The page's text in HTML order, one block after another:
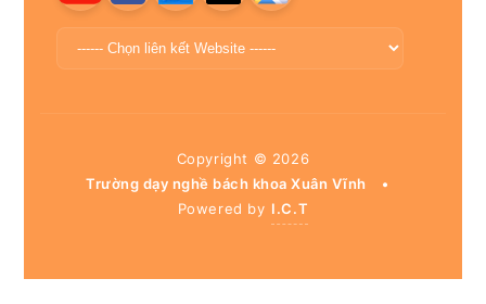
Copyright © 2026
Trường dạy nghề bách khoa Xuân Vĩnh
•
Powered by I.C.T